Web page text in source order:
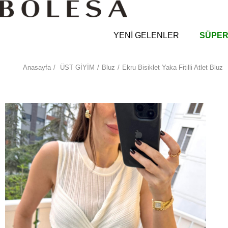
YENİ GELENLER
Anasayfa ÜST GİYİM Bluz Ekru Bisiklet Yaka Fitilli Atlet Bluz